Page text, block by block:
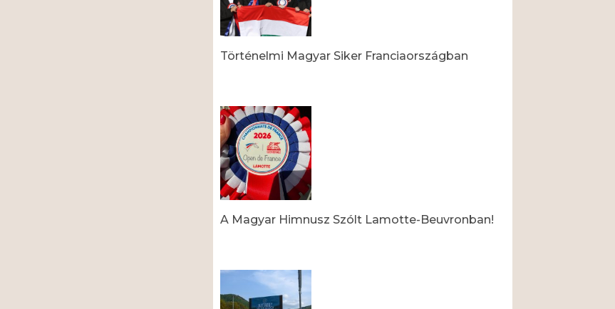
Történelmi Magyar Siker Franciaországban
A Magyar Himnusz Szólt Lamotte-Beuvronban!